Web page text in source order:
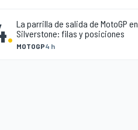
. MOTOGP4 h
La parrilla de salida de MotoGP en
Silverstone: filas y posiciones